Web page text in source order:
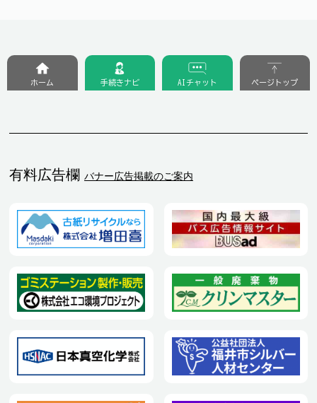
有料広告欄 バナー広告掲載のご案内
ホーム 手続きナビ AIチャット ページトップ